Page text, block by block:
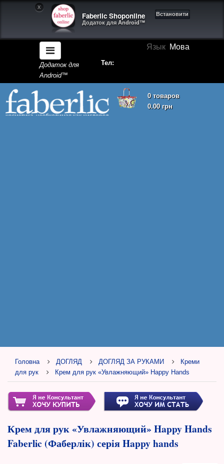
X
Faberlic Shoponline
Додаток для Android™
Встановити
Язык Мова
Додаток для
Android™
Тел:
0 товаров
0.00 грн
Кошик покупок порожній!
Головна ДОГЛЯД ДОГЛЯД ЗА РУКАМИ
Креми
для рук
Крем для рук «Увлажняющий» Happy Hands
Крем для рук «Увлажняющий» Happy Hands
Faberlic (Фаберлік) серія Happy hands